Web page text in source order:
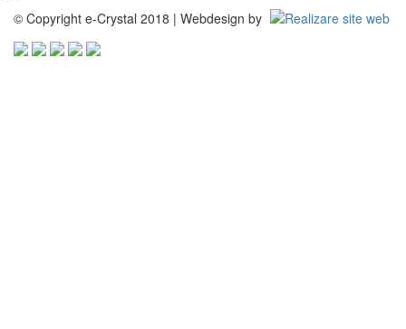
© Copyright e-Crystal 2018 | Webdesign by